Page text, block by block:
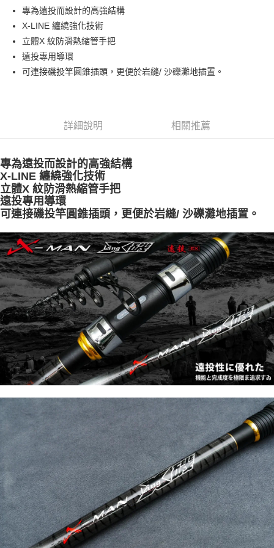
【繳款方式說明】
1.分期款項不併入電信帳單，「大哥付你分期」於每月結算日後寄送繳費提
醒簡訊。
2.透過簡訊連結打開帳單後，可選擇「超商條碼／台灣大直營門市／銀行轉
帳／街口支付／iPASS MONEY」等通路繳費。
【注意事項】
2.基於同意付款使用「大哥付你分期」之契約關係目的，商店將以您的個人
資料（包含姓名、電話或地址）提供予台灣大哥大進項蒐集、處理及利用，
【「AFTEE先享後付」結帳流程】
１．於結帳方式選擇「AFTEE先享後付」後，將跳轉至「AFTEE先享後付」
結帳頁面，進行簡訊認證並確認金額後，即可完成結帳。
２．訂單成立數日內，您將收到繳費通知簡訊。
３．收到繳費通知簡訊後14天內，點擊此簡訊中的連結，可透過四大超商／
※ 交易是否成功請以「AFTEE先享後付 」之結帳頁面顯示為準，若有關於
【注意事項】
１．透過由恩沛科技股份有限公司提供之「AFTEE先享後付」服務完成之交
易，需依本服務之必要範圍內提供個人資料，並將交易相關給付款項請求債
權轉讓予恩沛科技股份有限公司。
２．關於個人資料處理事宜，請瀏覽以下網址：
３．未成年的使用者請事先徵得法定代理人或監護人之同意方可使用
「AFTEE先享後付」，若未經同意申辦者引起之損失，本公司不負相關責
任。
４．使用「AFTEE先享後付」時，將依據個別帳號之用戶狀況，依本公司即
時審查核予不同之上限額度；若仍有額度不足之情形，本公司將視審查結果
請求用戶進行身份認證。
５．嚴禁一人註冊多個帳號或使用他人資訊註冊。若發現惡意使用之情形，
恩沛科技股份有限公司將有權停止該用戶之使用額度並採取法律行動。
運送方式
一般宅配（門市自取請勿下單，請聯繫客服）
每筆NT$100，滿NT$2,000(含以上)免運費
大型宅配(門市自取請勿下單，請聯繫客服）
每筆NT$200，滿NT$2,000(含以上)免運費
每筆NT$200，滿NT$3,000(含以上)免運費
國家/地區配送(**下單前請私訊客服確認實際運費(運費另
計)，訂單才得以成立**)
專為遠投而設計的高強結構
X-LINE 纏繞強化技術
立體X 紋防滑熱縮管手把
遠投專用導環
可連接磯投竿圓錐插頭，更便於岩縫/ 沙礫灘地插置。
詳細說明 相關推薦
專為遠投而設計的高強結構
X-LINE 纏繞強化技術
立體X 紋防滑熱縮管手把
遠投專用導環
可連接磯投竿圓錐插頭，更便於岩縫/ 沙礫灘地插置。